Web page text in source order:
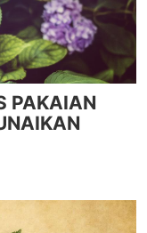
PAKAIAN